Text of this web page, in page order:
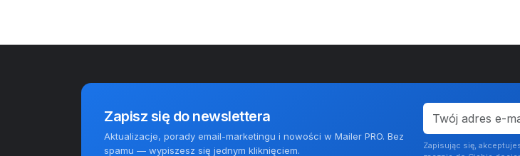
Zapisz się do newslettera
Aktualizacje, porady email-marketingu i nowości w Mailer PRO. Bez
spamu — wypiszesz się jednym kliknięciem.
Zapisując się,